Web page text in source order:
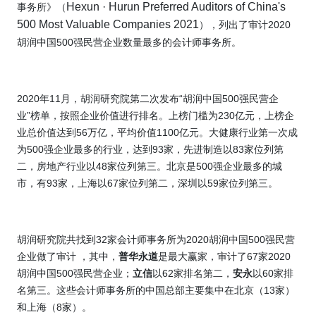
事务所》（ Hexun · Hurun Preferred Auditors of China's
500 Most Valuable Companies 2021），列出了审计2020
胡润中国500强民营企业数量最多的会计师事务所。
2020年11 月，胡润研究院第二次发布“胡润中国500强民营企
业”榜单，按照企业价值进行排名。上榜门槛为230亿元，上榜企
业总价值达到56万亿，平均价值1100亿元。大健康行业第一次成
为500强企业最多的行业，达到93家，先进制造以83家位列第
二，房地产行业以48家位列第三。北京是500强企业最多的城
市，有93家，上海以67家位列第二，深圳以59家位列第三。
胡润研究院共找到32家会计师事务所为2020胡润中国500强民营
企业做了审计 ，其中， 普华永道是最大赢家，审计了67家2020
胡润中国500强民营企业； 立信以62家排名第二 ， 安永以60家排
名第三。这些会计师事务所的中国总部主要集中在北京（13家）
和上海（8家）。